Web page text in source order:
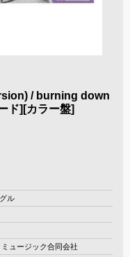
/ burning down
ド][カラー盤]
ル
ュージック合同会社